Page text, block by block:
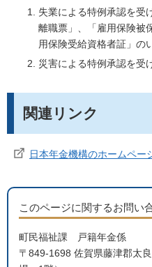
失業による特例承認を受
離職票」、「雇用保険被
用保険受給資格者証」の
災害による特例承認を
関連リンク
日本年金機構のホームペー
このページに関するお問い
町民福祉課 戸籍年金係
〒849-1698 佐賀県藤津郡太